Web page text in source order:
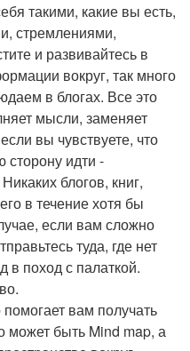
такими, какие вы есть,
стремлениями,
и развивайтесь в
вокруг, так много
в блогах. Все это
мысли, заменяет
вы чувствуете, что
сторону идти -
блогов, книг,
в течение хотя бы
если вам сложно
туда, где нет
в поход с палаткой.
вам получать
может быть Mind map, а